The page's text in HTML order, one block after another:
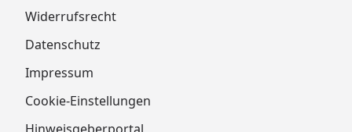
Widerrufsrecht
Datenschutz
Impressum
Cookie-Einstellungen